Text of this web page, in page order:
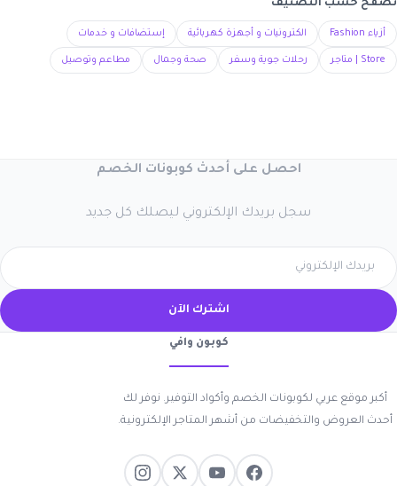
تصفّح حسب التصنيف
أزياء Fashion الكترونيات و أجهزة كهربائية إستضافات و خدمات
Store | متاجر رحلات جوية وسفر صحة وجمال مطاعم وتوصيل
احصل على أحدث كوبونات الخصم
سجل بريدك الإلكتروني ليصلك كل جديد
اشترك الآن
كوبون وافي
أكبر موقع عربي لكوبونات الخصم وأكواد التوفير. نوفر لك
أحدث العروض والتخفيضات من أشهر المتاجر الإلكترونية.